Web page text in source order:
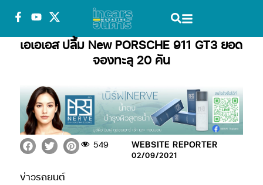
เอเอเอส ปลื้ม New PORSCHE 911 GT3 ยอด
จองทะลุ 20 คัน
WEBSITE REPORTER
02/09/2021
549
ข่าวรถยนต์